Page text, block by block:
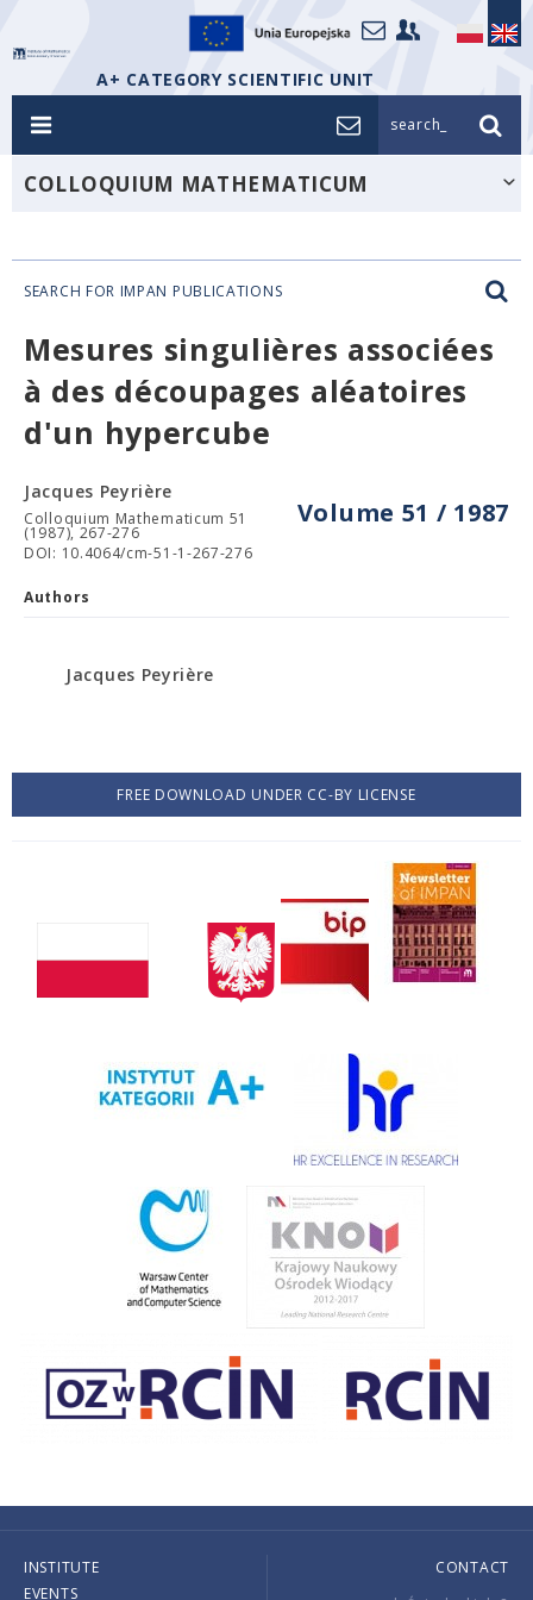
A+ CATEGORY SCIENTIFIC UNIT
search_
COLLOQUIUM MATHEMATICUM
SEARCH FOR IMPAN PUBLICATIONS
Mesures singulières associées
à des découpages aléatoires
d'un hypercube
Volume 51 / 1987
Jacques Peyrière
Colloquium Mathematicum 51
(1987), 267-276
DOI: 10.4064/cm-51-1-267-276
Authors
Jacques Peyrière
FREE DOWNLOAD UNDER CC-BY LICENSE
INSTITUTE
EVENTS
CONTACT